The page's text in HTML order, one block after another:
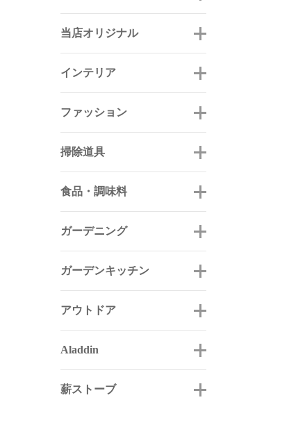
当店オリジナル
インテリア
ファッション
掃除道具
食品・調味料
ガーデニング
ガーデンキッチン
アウトドア
Aladdin
薪ストーブ